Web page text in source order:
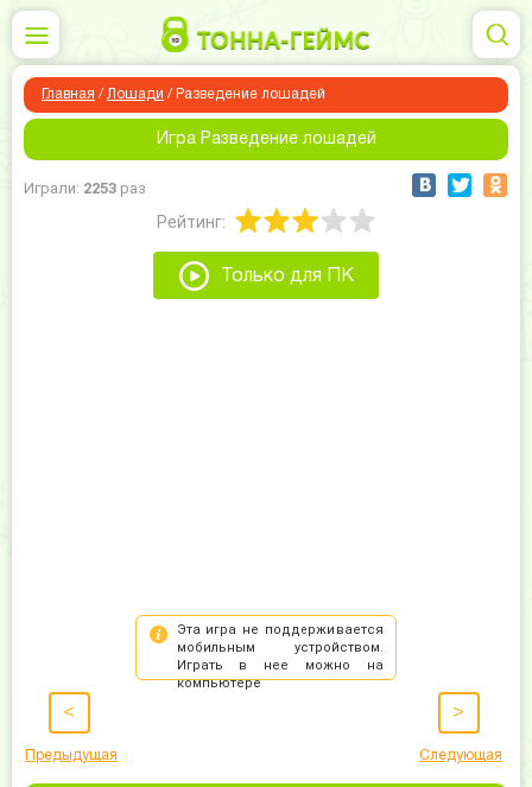
Главная / Лошади / Разведение лошадей
Игра Разведение лошадей
Играли: 2253 раз
Рейтинг:
Только для ПК
<
Предыдущая
>
Следующая